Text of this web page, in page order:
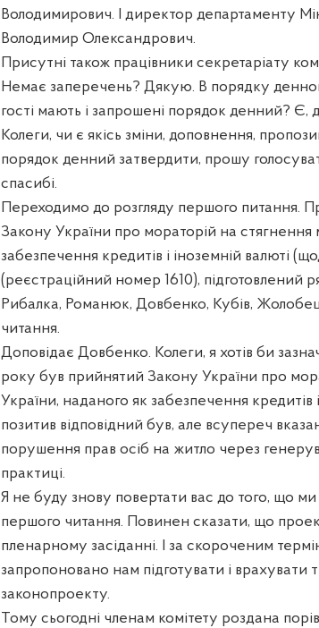
Володимирович. І директор департаменту
Володимир Олександрович.
Присутні також працівники секретаріату
Немає заперечень? Дякую. В порядку
гості мають і запрошені порядок денний? Є,
Колеги, чи є якісь зміни, доповнення,
порядок денний затвердити, прошу
спасибі.
Переходимо до розгляду першого питання.
Закону України про мораторій на
забезпечення кредитів і іноземній валюті
(реєстраційний номер 1610), підготовлений
Рибалка, Романюк, Довбенко, Кубів,
читання.
Доповідає Довбенко. Колеги, я хотів би
року був прийнятий Закону України про
України, наданого як забезпечення кредитів
позитив відповідний був, але всупереч
порушення прав осіб на житло через
практиці.
Я не буду знову повертати вас до того, що
першого читання. Повинен сказати, що
пленарному засіданні. І за скороченим
запропоновано нам підготувати і врахувати
законопроекту.
Тому сьогодні членам комітету роздана